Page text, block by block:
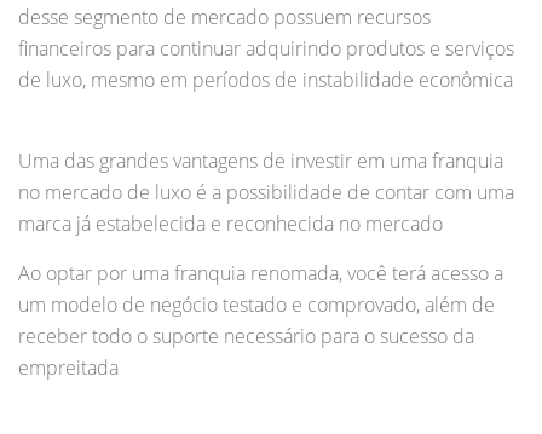
desse segmento de mercado possuem recursos
financeiros para continuar adquirindo produtos e serviços
de luxo, mesmo em períodos de instabilidade econômica
Uma das grandes vantagens de investir em uma franquia
no mercado de luxo é a possibilidade de contar com uma
marca já estabelecida e reconhecida no mercado
Ao optar por uma franquia renomada, você terá acesso a
um modelo de negócio testado e comprovado, além de
receber todo o suporte necessário para o sucesso da
empreitada